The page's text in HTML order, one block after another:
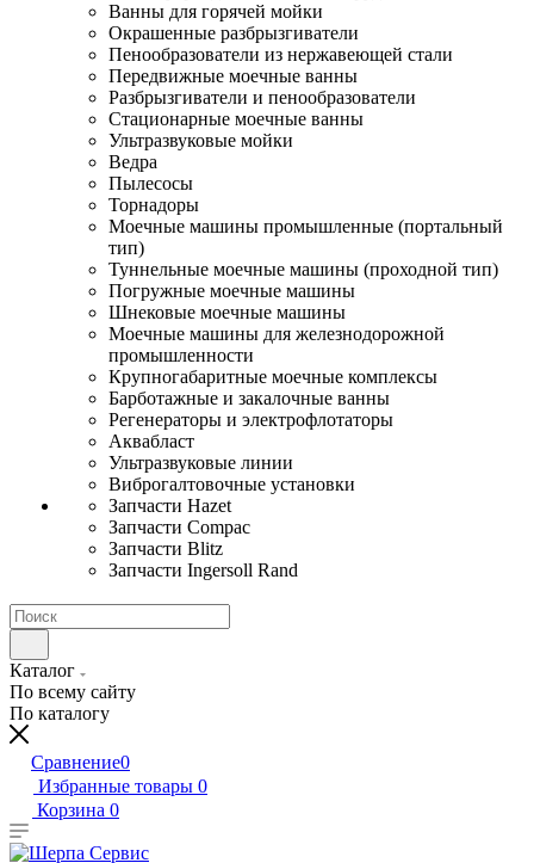
Ванны для горячей мойки
Окрашенные разбрызгиватели
Пенообразователи из нержавеющей стали
Передвижные моечные ванны
Разбрызгиватели и пенообразователи
Стационарные моечные ванны
Ультразвуковые мойки
Ведра
Пылесосы
Торнадоры
Моечные машины промышленные (портальный
тип)
Туннельные моечные машины (проходной тип)
Погружные моечные машины
Шнековые моечные машины
Моечные машины для железнодорожной
промышленности
Крупногабаритные моечные комплексы
Барботажные и закалочные ванны
Регенераторы и электрофлотаторы
Аквабласт
Ультразвуковые линии
Виброгалтовочные установки
Запчасти Hazet
Запчасти Compac
Запчасти Blitz
Запчасти Ingersoll Rand
Каталог
По всему сайту
По каталогу
Сравнение0
Избранные товары 0
Корзина 0